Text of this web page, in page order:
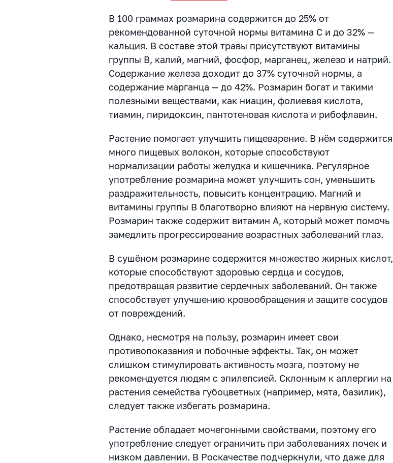
В 100 граммах розмарина содержится до 25% от
рекомендованной суточной нормы витамина С и до 32% —
кальция. В составе этой травы присутствуют витамины
группы В, калий, магний, фосфор, марганец, железо и натрий.
Содержание железа доходит до 37% суточной нормы, а
содержание марганца — до 42%. Розмарин богат и такими
полезными веществами, как ниацин, фолиевая кислота,
тиамин, пиридоксин, пантотеновая кислота и рибофлавин.
Растение помогает улучшить пищеварение. В нём содержится
много пищевых волокон, которые способствуют
нормализации работы желудка и кишечника. Регулярное
употребление розмарина может улучшить сон, уменьшить
раздражительность, повысить концентрацию. Магний и
витамины группы В благотворно влияют на нервную систему.
Розмарин также содержит витамин А, который может помочь
замедлить прогрессирование возрастных заболеваний глаз.
В сушёном розмарине содержится множество жирных кислот,
которые способствуют здоровью сердца и сосудов,
предотвращая развитие сердечных заболеваний. Он также
способствует улучшению кровообращения и защите сосудов
от повреждений.
Однако, несмотря на пользу, розмарин имеет свои
противопоказания и побочные эффекты. Так, он может
слишком стимулировать активность мозга, поэтому не
рекомендуется людям с эпилепсией. Склонным к аллергии на
растения семейства губоцветных (например, мята, базилик),
следует также избегать розмарина.
Растение обладает мочегонными свойствами, поэтому его
употребление следует ограничить при заболеваниях почек и
низком давлении. В Роскачестве подчеркнули, что даже для